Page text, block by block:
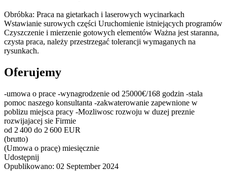
Obróbka: Praca na gietarkach i laserowych wycinarkach
Wstawianie surowych części Uruchomienie istniejących programów
Czyszczenie i mierzenie gotowych elementów Ważna jest staranna,
czysta praca, należy przestrzegać tolerancji wymaganych na
rysunkach.
Oferujemy
-umowa o prace -wynagrodzenie od 25000€/168 godzin -stala
pomoc naszego konsultanta -zakwaterowanie zapewnione w
poblizu miejsca pracy -Mozliwosc rozwoju w duzej preznie
rozwijajacej sie Firmie
od 2 400 do 2 600 EUR
(brutto)
(Umowa o pracę) miesięcznie
Udostępnij
Opublikowano: 02 September 2024